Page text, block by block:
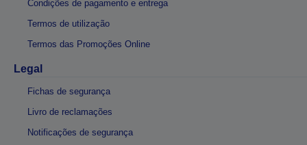
Condições de pagamento e entrega
Termos de utilização
Termos das Promoções Online
Legal
Fichas de segurança
Livro de reclamações
Notificações de segurança